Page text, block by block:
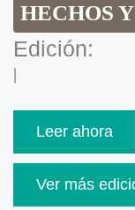
HECHOS
Edición:
|
Leer ahora
Ver más